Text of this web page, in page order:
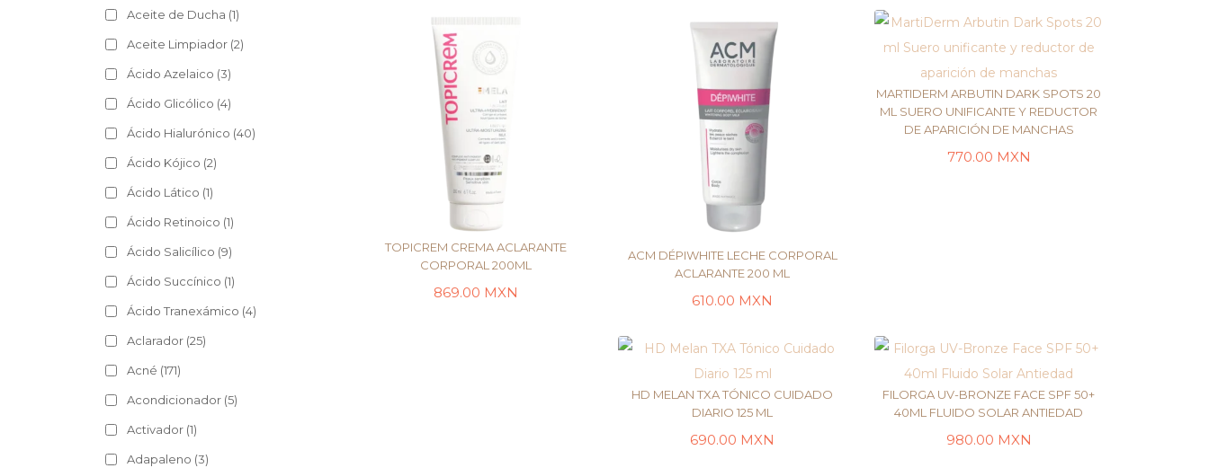
Aceite de Ducha (1)
Aceite Limpiador (2)
Ácido Azelaico (3)
Ácido Glicólico (4)
Ácido Hialurónico (40)
Ácido Kójico (2)
Ácido Lático (1)
Ácido Retinoico (1)
Ácido Salicílico (9)
Ácido Succínico (1)
Ácido Tranexámico (4)
Aclarador (25)
Acné (171)
Acondicionador (5)
Activador (1)
Adapaleno (3)
TOPICREM CREMA ACLARANTE
CORPORAL 200ML
869.00 MXN
ACM DÉPIWHITE LECHE CORPORAL
ACLARANTE 200 ML
610.00 MXN
LEER MÁS
MARTIDERM ARBUTIN DARK SPOTS 20
ML SUERO UNIFICANTE Y REDUCTOR
DE APARICIÓN DE MANCHAS
770.00 MXN
HD MELAN TXA TÓNICO CUIDADO
DIARIO 125 ML
690.00 MXN
FILORGA UV-BRONZE FACE SPF 50+
40ML FLUIDO SOLAR ANTIEDAD
980.00 MXN